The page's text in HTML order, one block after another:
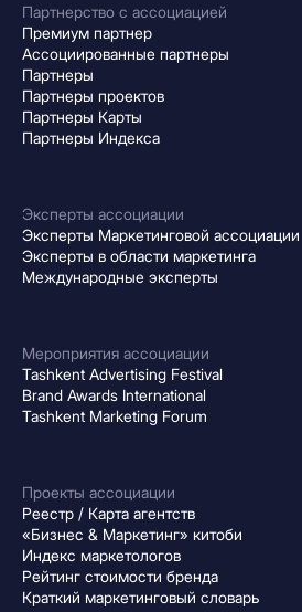
Партнерство с ассоциацией
Премиум партнер
Ассоциированные партнеры
Партнеры
Партнеры проектов
Партнеры Карты
Партнеры Индекса
Эксперты ассоциации
Эксперты Маркетинговой ассоциации
Эксперты в области маркетинга
Международные эксперты
Мероприятия ассоциации
Tashkent Advertising Festival
Brand Awards International
Tashkent Marketing Forum
Проекты ассоциации
Реестр / Карта агентств
«Бизнес & Маркетинг» китоби
Индекс маркетологов
Рейтинг стоимости бренда
Краткий маркетинговый словарь